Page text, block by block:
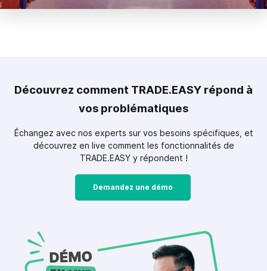
Découvrez comment TRADE.EASY répond à
vos problématiques
Échangez avec nos experts sur vos besoins spécifiques, et
découvrez en live comment les fonctionnalités de
TRADE.EASY y répondent !
Demandez une démo